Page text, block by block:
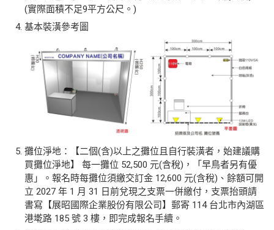
(實際面積不足9平方公尺。)
基本裝潢參考圖
攤位淨地：【二個(含)以上之攤位且自行裝潢者，始建議購
買攤位淨地】 每一攤位 52,500 元(含稅)，「早鳥者另有優
惠」。報名時每攤位須繳交訂金 12,600 元(含稅)、餘額可開
立 2027 年 1 月 31 日前兌現之支票一併繳付，支票抬頭請
書寫【展昭國際企業股份有限公司】郵寄 114 台北市內湖區
港墘路 185 號 3 樓，即完成報名手續。